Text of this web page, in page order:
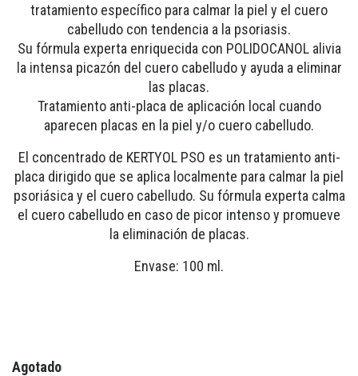
tratamiento específico para calmar la piel y el cuero
cabelludo con tendencia a la psoriasis.
Su fórmula experta enriquecida con POLIDOCANOL alivia
la intensa picazón del cuero cabelludo y ayuda a eliminar
las placas.
Tratamiento anti-placa de aplicación local cuando
aparecen placas en la piel y/o cuero cabelludo.
El concentrado de KERTYOL PSO es un tratamiento anti-
placa dirigido que se aplica localmente para calmar la piel
psoriásica y el cuero cabelludo. Su fórmula experta calma
el cuero cabelludo en caso de picor intenso y promueve
la eliminación de placas.
Envase: 100 ml.
Agotado